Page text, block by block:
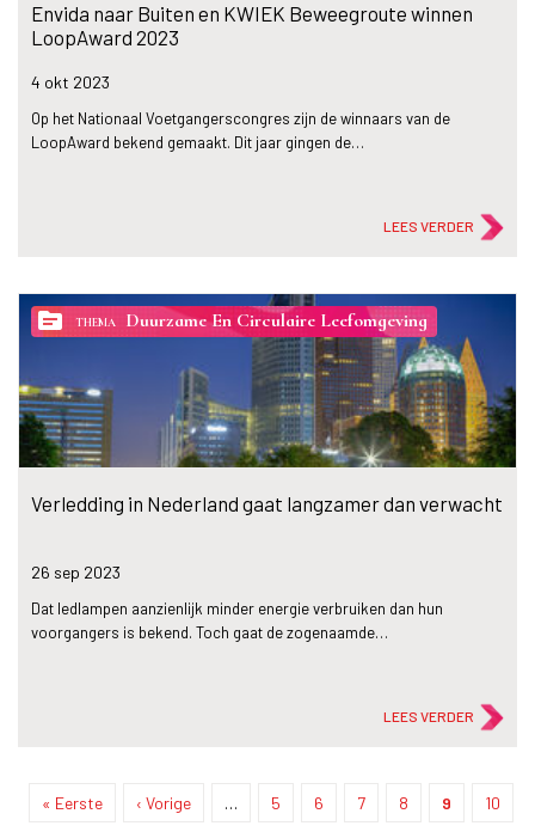
Envida naar Buiten en KWIEK Beweegroute winnen
LoopAward 2023
4 okt 2023
Op het Nationaal Voetgangerscongres zijn de winnaars van de
LoopAward bekend gemaakt. Dit jaar gingen de…
LEES VERDER
topic THEMA Duurzame En Circulaire Leefomgeving
Verledding in Nederland gaat langzamer dan verwacht
26 sep 2023
Dat ledlampen aanzienlijk minder energie verbruiken dan hun
voorgangers is bekend. Toch gaat de zogenaamde…
LEES VERDER
Paginering
Eerste
« Eerste
Vorige
‹ Vorige … Page
5 Page
6 Page
7 Page
8
Huidige
9 Page
10